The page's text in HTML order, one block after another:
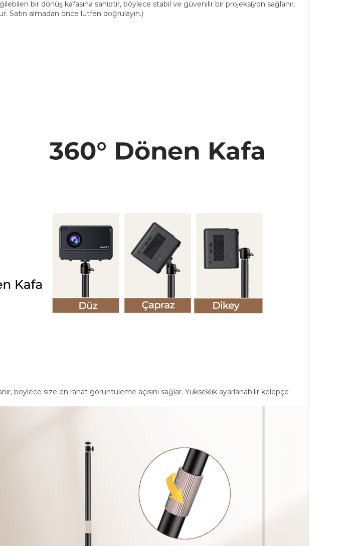
bir dönüş kafasına sahiptir, böylece stabil ve güvenilir bir projeksiyon sağlanır.
Satın almadan önce lütfen doğrulayın.)
böylece size en rahat görüntüleme açısını sağlar. Yükseklik ayarlanabilir kelepçe